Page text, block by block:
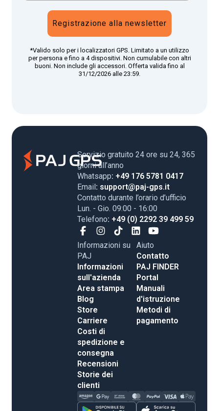
Registrazione alla newsletter
*Valido solo per i localizzatori GPS. Limitato a un utilizzo
per persona e fino a 4 dispositivi. Non cumulabile con altri
buoni. Non include gli accessori. Offerta valida fino al
31/12/2026 alle 23:59.
Servizio gratuito 24 ore su 24, 365
giorni all’anno
Whatsapp: +49 176 5781 0417
Email: support@paj-gps.it
Contatto durante l’orario d’ufficio
Lun. - Gio. 09:00 - 16:00
Telefono: +49 (0) 2292 39 499 59
Informazioni su
PAJ
Informazioni
sull'azienda
Area stampa
Blog
Store
Carriere
Costi di
spedizione e
consegna
Recensioni
Storie dei
clienti
Aiuto
Contatto
PAJ FINDER
Portal
Manuali
d'istruzione
Metodi di
pagamento